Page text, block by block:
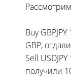
Buy
GBP,
Sell
получили